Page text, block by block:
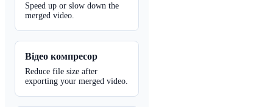
Speed up or slow down the
merged video.
Відео компресор
Reduce file size after
exporting your merged video.